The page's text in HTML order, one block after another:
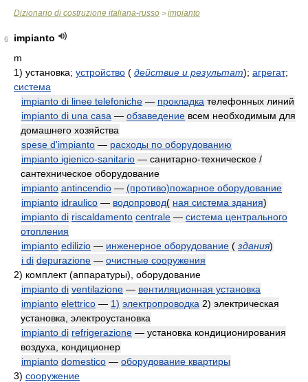
Dizionario di costruzione italiana-russo > impianto
6
impianto
m
1) установка; устройство ( действие и результат); агрегат;
система
impianto di linee telefoniche — прокладка телефонных линий
impianto di una casa — обзаведение всем необходимым для
домашнего хозяйства
spese d'impianto — расходы по оборудованию
impianto igienico-sanitario — санитарно-техническое /
сантехническое оборудование
impianto antincendio — (противо)пожарное оборудование
impianto idraulico — водопровод( ная система здания)
impianto di riscaldamento centrale — система центрального
отопления
impianto edilizio — инженерное оборудование ( здания)
i di depurazione — очистные сооружения
2) комплект (аппаратуры), оборудование
impianto di ventilazione — вентиляционная установка
impianto elettrico — 1) электропроводка 2) электрическая
установка, электроустановка
impianto di refrigerazione — установка кондиционирования
воздуха, кондиционер
impianto domestico — оборудование квартиры
3) сооружение